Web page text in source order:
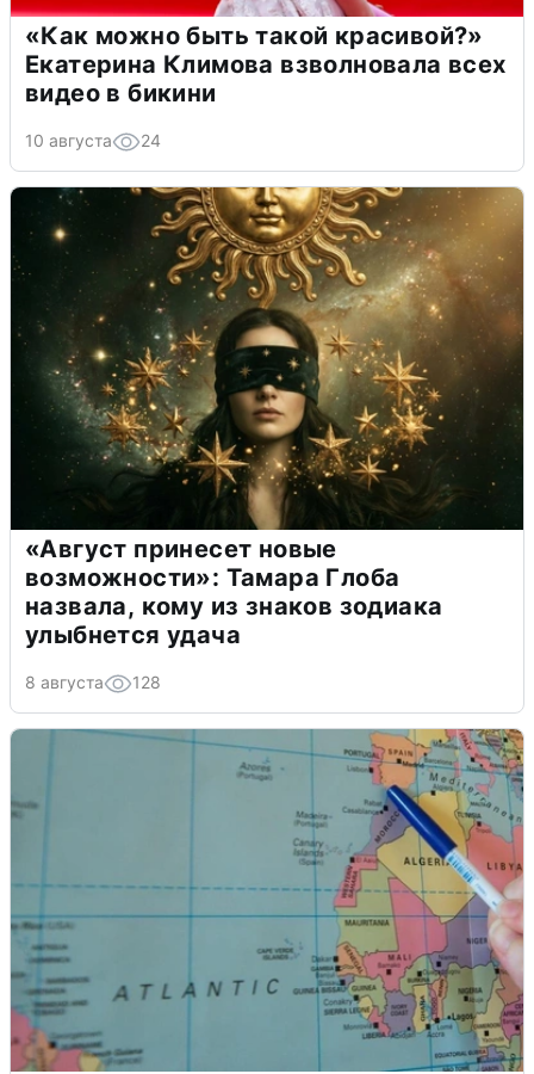
«Как можно быть такой красивой?»
Екатерина Климова взволновала всех
видео в бикини
10 августа 24
«Август принесет новые
возможности»: Тамара Глоба
назвала, кому из знаков зодиака
улыбнется удача
8 августа 128